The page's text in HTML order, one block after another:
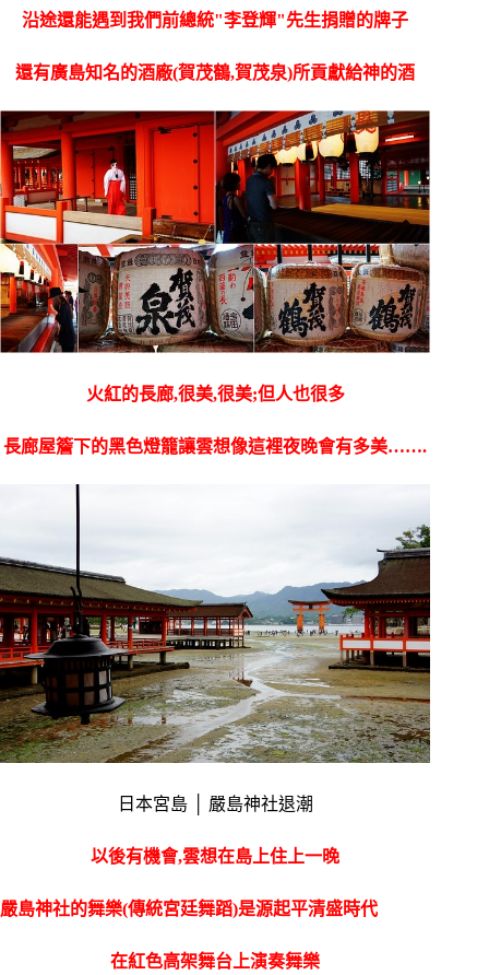
沿途還能遇到我們前總統"李登輝"先生捐贈的牌子
還有廣島知名的酒廠(賀茂鶴,賀茂泉)所貢獻給神的酒
火紅的長廊,很美,很美;但人也很多
長廊屋簷下的黑色燈籠讓雲想像這裡夜晚會有多美…….
日本宮島 │ 嚴島神社退潮
以後有機會,雲想在島上住上一晚
嚴島神社的舞樂(傳統宮廷舞蹈)是源起平清盛時代
在紅色高架舞台上演奏舞樂